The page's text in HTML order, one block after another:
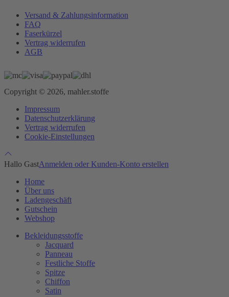
Versand & Zahlungsinformation
FAQ
Faserkürzel
Vertrag widerrufen
AGB
Copyright © 2026, mahler.stoffe
Impressum
Datenschutzerklärung
Vertrag widerrufen
Cookie-Einstellungen
Hallo GastAnmelden oder Kunden-Konto erstellen
Home
Über uns
Ladengeschäft
Gutschein
Webshop
Bekleidungsstoffe
Jacquard
Panneau
Festliche Stoffe
Spitze
Chiffon
Satin